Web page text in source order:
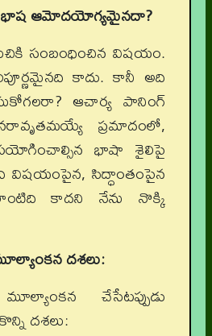
భాష ఆమోదయోగ్యమైనదా?
సంబంధించిన విషయం.
కాదు. కానీ అది
ఆచార్య పానింగ్
ప్రమాదంలో,
భాషా శైలిపై
సిద్ధాంతంపైన
కాదని నేను నొక్కి
దశలు:
చేసేటప్పుడు
దశలు: